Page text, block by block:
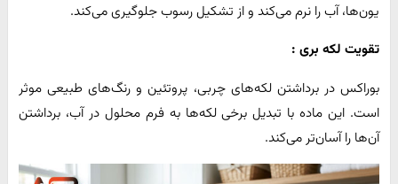
یون‌ها، آب را نرم می‌کند و از تشکیل رسوب جلوگیری می‌کند.
تقویت لکه ‌بری :
بوراکس در برداشتن لکه‌های چربی، پروتئین و رنگ‌های طبیعی موثر
است. این ماده با تبدیل برخی لکه‌ها به فرم محلول در آب، برداشتن
آن‌ها را آسان‌تر می‌کند.